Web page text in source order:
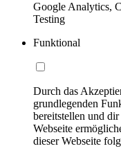
Google Analytics,
Testing
Funktional
Durch das
grundlegenden
bereitstellen und
Webseite
dieser Webseite